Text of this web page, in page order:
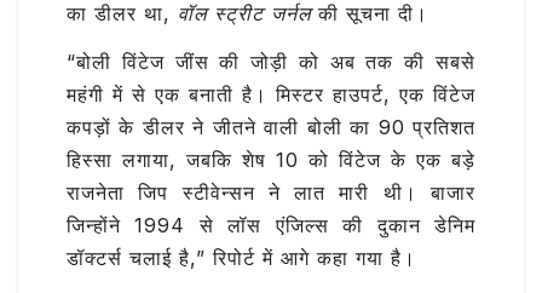
का डीलर था, वॉल स्ट्रीट जर्नलकी सूचना दी।
“बोली विंटेज जींस की जोड़ी को अब तक की सबसे
महंगी में से एक बनाती है। मिस्टर हाउपर्ट, एक विंटेज
कपड़ों के डीलर ने जीतने वाली बोली का 90 प्रतिशत
हिस्सा लगाया, जबकि शेष 10 को विंटेज के एक बड़े
राजनेता जिप स्टीवेन्सन ने लात मारी थी। बाजार
जिन्होंने 1994 से लॉस एंजिल्स की दुकान डेनिम
डॉक्टर्स चलाई है,” रिपोर्ट में आगे कहा गया है।